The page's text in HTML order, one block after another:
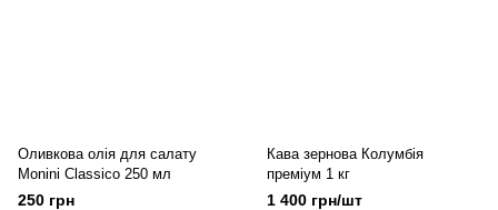
Оливкова олія для салату
Monini Classico 250 мл
250 грн
Кава зернова Колумбія
преміум 1 кг
1 400 грн/шт